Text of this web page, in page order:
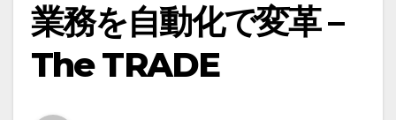
業務を自動化で変革 –
The TRADE